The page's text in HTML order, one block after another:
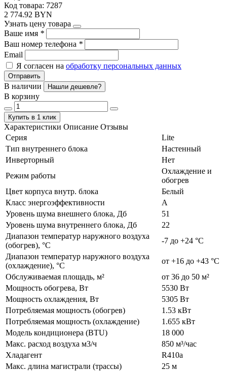
Код товара: 7287
2 774.92 BYN
Узнать цену товара
Ваше имя *
Ваш номер телефона *
Email
Я согласен на обработку персональных данных
Отправить
В наличии Нашли дешевле?
В корзину
Купить в 1 клик
Характеристики Описание Отзывы
Серия
Lite
Тип внутреннего блока
Настенный
Инверторный
Нет
Режим работы
Охлаждение и
обогрев
Цвет корпуса внутр. блока
Белый
Класс энергоэффективности
А
Уровень шума внешнего блока, Дб
51
Уровень шума внутреннего блока, Дб
22
Диапазон температур наружного воздуха
(обогрев), °C
-7 до +24 °C
Диапазон температур наружного воздуха
(охлаждение), °C
от +16 до +43 °C
Обслуживаемая площадь, м²
от 36 до 50 м²
Мощность обогрева, Вт
5530 Вт
Мощность охлаждения, Вт
5305 Вт
Потребляемая мощность (обогрев)
1.53 кВт
Потребляемая мощность (охлаждение)
1.655 кВт
Модель кондиционера (BTU)
18 000
Макс. расход воздуха м3/ч
850 м³/час
Хладагент
R410а
Макс. длина магистрали (трассы)
25 м